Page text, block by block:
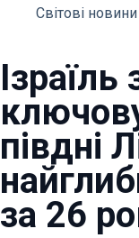
Світові новини
півдні
за 26